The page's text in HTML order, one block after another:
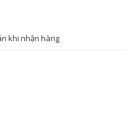
khi nhận hàng